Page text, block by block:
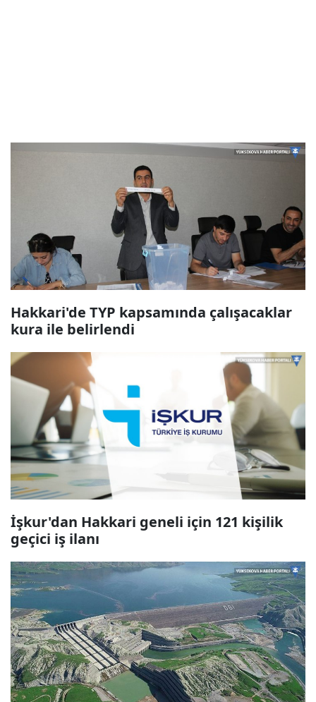
Hakkari'de TYP kapsamında çalışacaklar
kura ile belirlendi
İşkur'dan Hakkari geneli için 121 kişilik
geçici iş ilanı